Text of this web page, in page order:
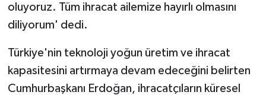
oluyoruz. Tüm ihracat ailemize hayırlı olmasını
diliyorum' dedi.
Türkiye'nin teknoloji yoğun üretim ve ihracat
kapasitesini artırmaya devam edeceğini belirten
Cumhurbaşkanı Erdoğan, ihracatçıların küresel